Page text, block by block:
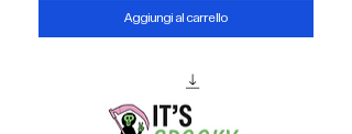
Aggiungi al carrello